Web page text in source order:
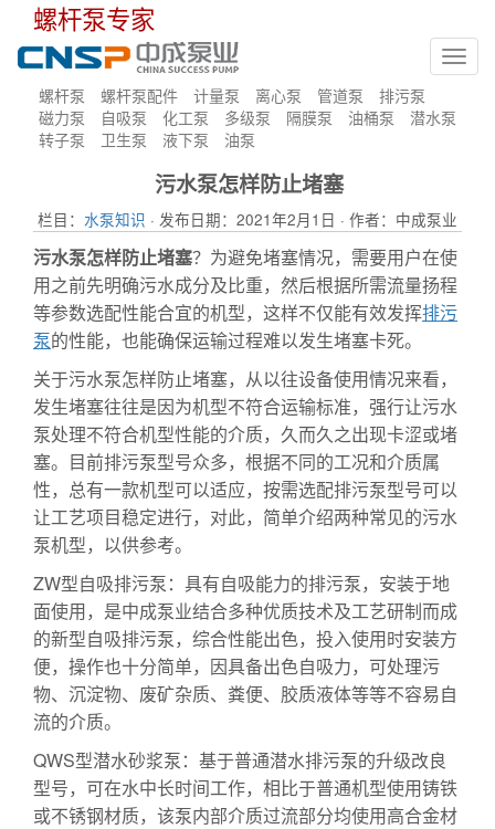
螺杆泵专家
螺杆泵 螺杆泵配件 计量泵 离心泵 管道泵
排污泵
磁力泵
自吸泵 化工泵 多级泵 隔膜泵 油桶泵
潜水泵
转子泵
卫生泵 液下泵 油泵
污水泵怎样防止堵塞
栏目： 水泵知识 · 发布日期：2021年2月1日 · 作者：中成泵业
污水泵怎样防止堵塞？为避免堵塞情况，需要用户在使
用之前先明确污水成分及比重，然后根据所需流量扬程
等参数选配性能合宜的机型，这样不仅能有效发挥排污
泵的性能，也能确保运输过程难以发生堵塞卡死。
关于污水泵怎样防止堵塞，从以往设备使用情况来看，
发生堵塞往往是因为机型不符合运输标准，强行让污水
泵处理不符合机型性能的介质，久而久之出现卡涩或堵
塞。目前排污泵型号众多，根据不同的工况和介质属
性，总有一款机型可以适应，按需选配排污泵型号可以
让工艺项目稳定进行，对此，简单介绍两种常见的污水
泵机型，以供参考。
ZW型自吸排污泵：具有自吸能力的排污泵，安装于地
面使用，是中成泵业结合多种优质技术及工艺研制而成
的新型自吸排污泵，综合性能出色，投入使用时安装方
便，操作也十分简单，因具备出色自吸力，可处理污
物、沉淀物、废矿杂质、粪便、胶质液体等等不容易自
流的介质。
QWS型潜水砂浆泵：基于普通潜水排污泵的升级改良
型号，可在水中长时间工作，相比于普通机型使用铸铁
或不锈钢材质，该泵内部介质过流部分均使用高合金材